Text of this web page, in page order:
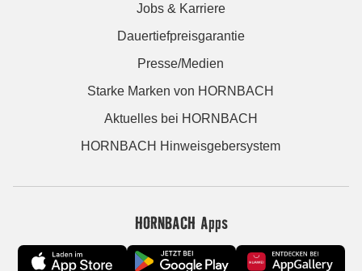
Jobs & Karriere
Dauertiefpreisgarantie
Presse/Medien
Starke Marken von HORNBACH
Aktuelles bei HORNBACH
HORNBACH Hinweisgebersystem
HORNBACH Apps